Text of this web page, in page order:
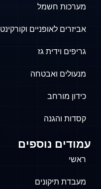
מערכות חשמל
אביזרים לאופניים וקורקינט
גריפים וידית גז
מנעולים ואבטחה
כידון מורחב
קסדות והגנה
עמודים נוספים
ראשי
מעבדת תיקונים